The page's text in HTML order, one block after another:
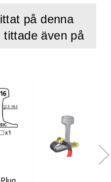
på denna
tittade även på